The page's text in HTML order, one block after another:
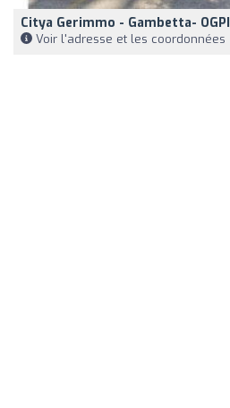
Citya Gerimmo - Gambetta- OGPI
Voir l'adresse et les coordonnées